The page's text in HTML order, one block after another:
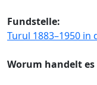
Fundstelle:
Turul 1883–1950
Worum handelt es